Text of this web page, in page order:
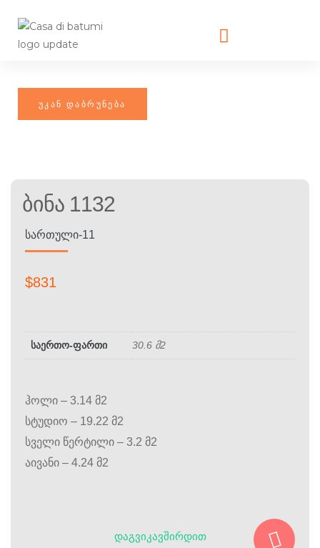
Ბინა 1132
ᲡᲐᲠᲗᲣᲚᲘ-11
$831
საერთო-ფართი 30.6 მ2
ჰოლი – 3.14 მ2
სტუდიო – 19.22 მ2
სველი წერტილი – 3.2 მ2
აივანი – 4.24 მ2
ᲓᲐᲒᲕᲘᲙᲐᲕᲨᲘᲠᲓᲘᲗ